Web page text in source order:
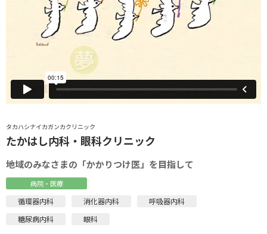
タカハシナイカガンカクリニック
たかはし内科・眼科クリニック
地域のみなさまの「かかりつけ医」を目指して
病院・医療
循環器内科 消化器内科
呼吸器内科
糖尿病内科
眼科